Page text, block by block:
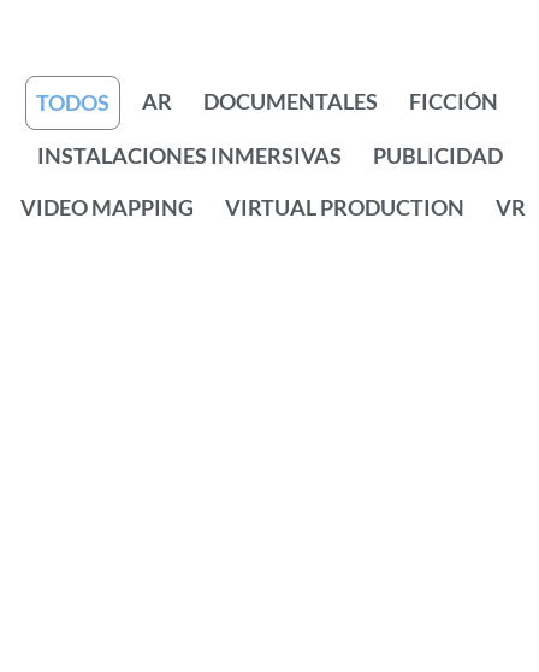
TODOS AR DOCUMENTALES FICCIÓN
INSTALACIONES INMERSIVAS
PUBLICIDAD
VIDEO MAPPING
VIRTUAL PRODUCTION VR